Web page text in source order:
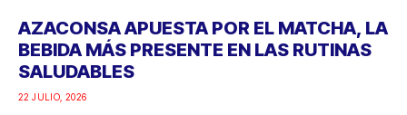
AZACONSA APUESTA POR EL MATCHA, LA
BEBIDA MÁS PRESENTE EN LAS RUTINAS
SALUDABLES
22 JULIO, 2026